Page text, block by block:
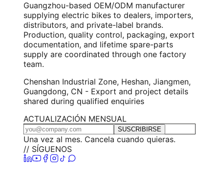
Guangzhou-based OEM/ODM manufacturer
supplying electric bikes to dealers, importers,
distributors, and private-label brands.
Production, quality control, packaging, export
documentation, and lifetime spare-parts
supply are coordinated through one factory
team.
Chenshan Industrial Zone, Heshan, Jiangmen,
Guangdong, CN - Export and project details
shared during qualified enquiries
ACTUALIZACIÓN MENSUAL
SUSCRIBIRSE
Una vez al mes. Cancela cuando quieras.
// SÍGUENOS